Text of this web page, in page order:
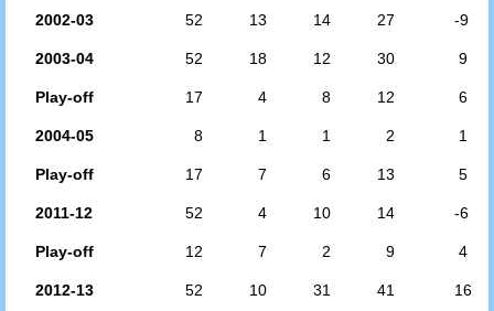
2002-03 52 13 14 27 -9
2003-04 52 18 12 30 9
Play-off 17 4 8 12 6
2004-05 8 1 1 2 1
Play-off 17 7 6 13 5
2011-12 52 4 10 14 -6
Play-off 12 7 2 9 4
2012-13 52 10 31 41 16